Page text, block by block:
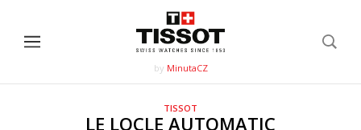
by MinutaCZ
TISSOT
LE LOCLE AUTOMATIC